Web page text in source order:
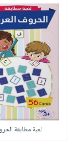
لعبة مطابقة